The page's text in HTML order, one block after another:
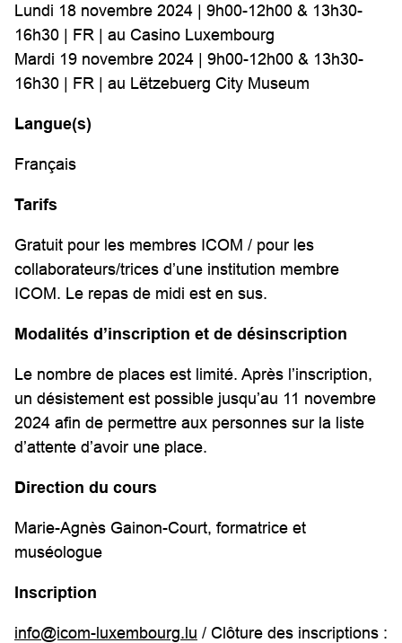
Lundi 18 novembre 2024 | 9h00-12h00 & 13h30-
16h30 | FR | au Casino Luxembourg
Mardi 19 novembre 2024 | 9h00-12h00 & 13h30-
16h30 | FR | au Lëtzebuerg City Museum
Langue(s)
Français
Tarifs
Gratuit pour les membres ICOM / pour les
collaborateurs/trices d’une institution membre
ICOM. Le repas de midi est en sus.
Modalités d’inscription et de désinscription
Le nombre de places est limité. Après l’inscription,
un désistement est possible jusqu’au 11 novembre
2024 afin de permettre aux personnes sur la liste
d’attente d’avoir une place.
Direction du cours
Marie-Agnès Gainon-Court, formatrice et
muséologue
Inscription
info@icom-luxembourg.lu / Clôture des inscriptions :